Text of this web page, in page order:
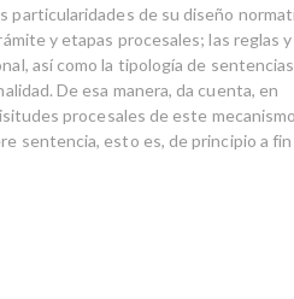
particularidades de su diseño
y etapas procesales; las reglas y
así como la tipología de sentencias
De esa manera, da cuenta, en
procesales de este
sentencia, esto es, de principio a fin